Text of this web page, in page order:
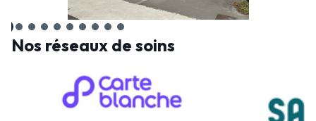
Nos réseaux de soins